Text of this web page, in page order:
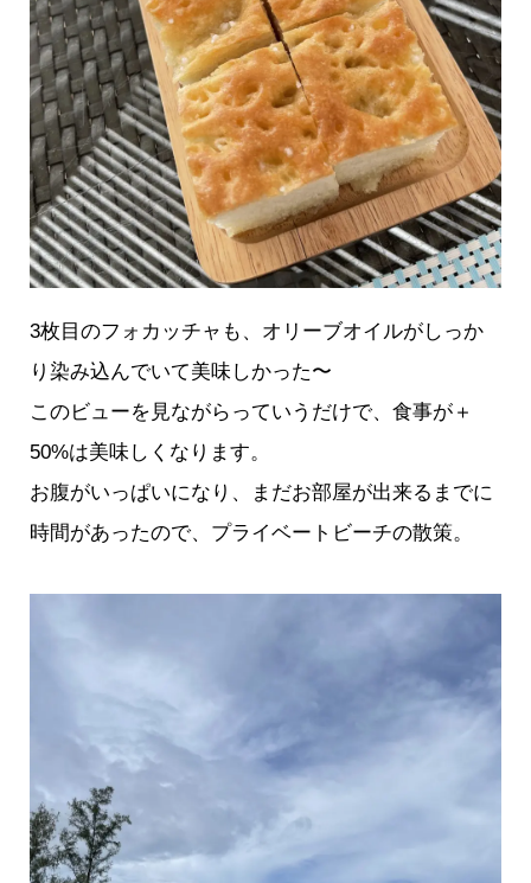
3枚目のフォカッチャも、オリーブオイルがしっか
り染み込んでいて美味しかった〜
このビューを見ながらっていうだけで、食事が＋
50%は美味しくなります。
お腹がいっぱいになり、まだお部屋が出来るまでに
時間があったので、プライベートビーチの散策。